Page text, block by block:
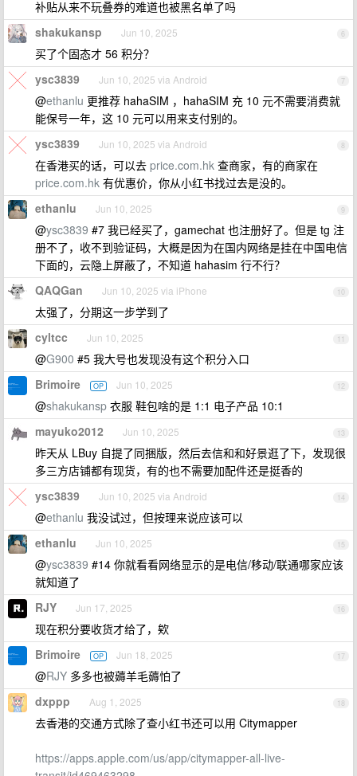
补贴从来不玩叠券的难道也被黑名单了吗
6
shakukansp Jun 10, 2025
买了个固态才 56 积分？
7
ysc3839 Jun 10, 2025 via Android
@ethanlu 更推荐 hahaSIM ，hahaSIM 充 10 元不需要消费就
能保号一年，这 10 元可以用来支付别的。
8
ysc3839 Jun 10, 2025 via Android
在香港买的话，可以去 price.com.hk 查商家，有的商家在
price.com.hk 有优惠价，你从小红书找过去是没的。
9
ethanlu Jun 10, 2025
@ysc3839 #7 我已经买了，gamechat 也注册好了。但是 tg 注
册不了，收不到验证码，大概是因为在国内网络是挂在中国电信
下面的，云隐上屏蔽了，不知道 hahasim 行不行？
10
QAQGan Jun 10, 2025 via iPhone
太强了，分期这一步学到了
11
cyltcc Jun 10, 2025
@G900 #5 我大号也发现没有这个积分入口
12
Brimoire OP Jun 10, 2025
@shakukansp 衣服 鞋包啥的是 1:1 电子产品 10:1
13
mayuko2012 Jun 10, 2025
昨天从 LBuy 自提了同捆版，然后去信和和好景逛了下，发现很
多三方店铺都有现货，有的也不需要加配件还是挺香的
14
ysc3839 Jun 10, 2025 via Android
@ethanlu 我没试过，但按理来说应该可以
15
ethanlu Jun 10, 2025
@ysc3839 #14 你就看看网络显示的是电信/移动/联通哪家应该
就知道了
16
RJY Jun 17, 2025
现在积分要收货才给了，欸
17
Brimoire OP Jun 18, 2025
@RJY 多多也被薅羊毛薅怕了
18
dxppp Aug 1, 2025
去香港的交通方式除了查小红书还可以用 Citymapper
https://apps.apple.com/us/app/citymapper-all-live-